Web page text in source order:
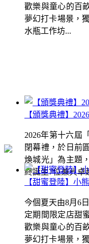
歡樂與童心的百
夢幻打卡場景，
水瓶工作坊...
【頒獎典禮】
2026年第十六屆
閉幕禮，於日前
煥城光」為主題
終誕生7位兼具卓
【甜蜜登陸】小
今個夏天由8月6
定期間限定店甜
歡樂與童心的百
夢幻打卡場景，